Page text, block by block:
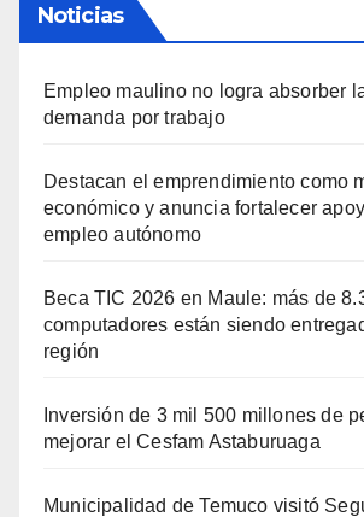
Noticias
Empleo maulino no logra absorber
demanda por trabajo
Destacan el emprendimiento como
económico y anuncia fortalecer
empleo autónomo
Beca TIC 2026 en Maule: más de
computadores están siendo
región
Inversión de 3 mil 500 millones de
mejorar el Cesfam Astaburuaga
Municipalidad de Temuco visitó